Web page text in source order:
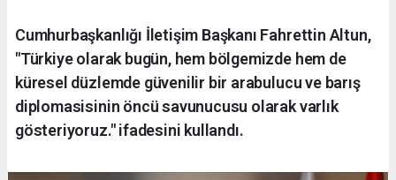
Cumhurbaşkanlığı İletişim Başkanı Fahrettin Altun,
"Türkiye olarak bugün, hem bölgemizde hem de
küresel düzlemde güvenilir bir arabulucu ve barış
diplomasisinin öncü savunucusu olarak varlık
gösteriyoruz." ifadesini kullandı.